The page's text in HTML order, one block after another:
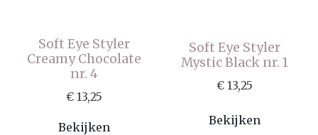
Soft Eye Styler
Creamy Chocolate
nr. 4
€ 13,25
Bekijken
Soft Eye Styler
Mystic Black nr. 1
€ 13,25
Bekijken